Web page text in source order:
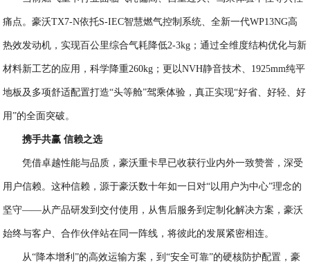
痛点。豪沃TX7-N依托S-IEC智慧燃气控制系统、全新一代WP13NG高
热效发动机，实现百公里综合气耗降低2-3kg；通过全维度结构优化与新
材料新工艺的应用，科学降重260kg；更以NVH静音技术、1925mm纯平
地板及多项舒适配置打造“头等舱”驾乘体验，真正实现“好省、好轻、好
用”的全面突破。
携手共赢 信赖之选
凭借卓越性能与品质，豪沃重卡早已收获行业内外一致赞誉，深受
用户信赖。这种信赖，源于豪沃数十年如一日对“以用户为中心”理念的
坚守——从产品研发到交付使用，从售后服务到定制化解决方案，豪沃
始终与客户、合作伙伴站在同一阵线，将彼此的发展紧密相连。
从“降本增利”的高效运输方案，到“安全可靠”的硬核防护配置，豪